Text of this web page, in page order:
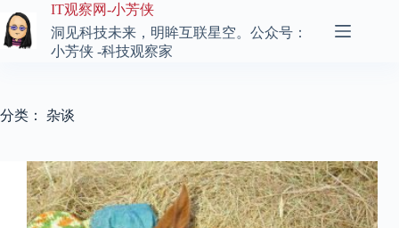
至
内
IT观察网-小芳侠
洞见科技未来，明眸互联星空。公众号：
小芳侠 -科技观察家
分类： 杂谈